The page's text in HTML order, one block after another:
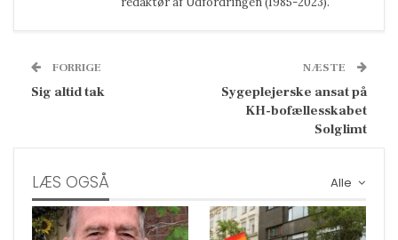
FORRIGE
Sig altid tak
NÆSTE
Sygeplejerske ansat på
KH-bofællesskabet
Solglimt
Alle
LÆS OGSÅ